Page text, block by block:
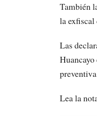
También
la
Las
Lea la